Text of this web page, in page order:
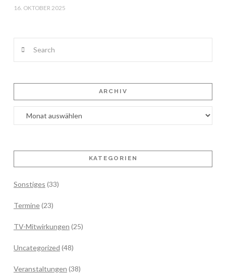
16. OKTOBER 2025
ARCHIV
Archiv
KATEGORIEN
Sonstiges (33)
Termine(23)
TV-Mitwirkungen (25)
Uncategorized (48)
Veranstaltungen (38)